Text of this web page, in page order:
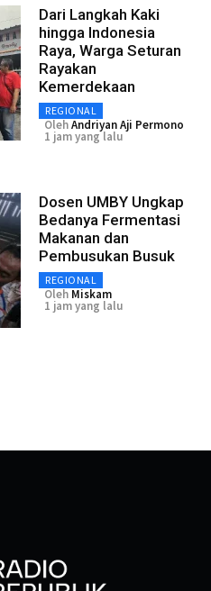
Dari Langkah Kaki
hingga Indonesia
Raya, Warga Seturan
Rayakan
Kemerdekaan
REGIONAL
OlehAndriyan Aji Permono
1 jam yang lalu
Dosen UMBY Ungkap
Bedanya Fermentasi
Makanan dan
Pembusukan Busuk
REGIONAL
Oleh Miskam
1 jam yang lalu